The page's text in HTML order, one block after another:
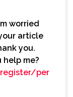
worried
article
you.
help me?
per